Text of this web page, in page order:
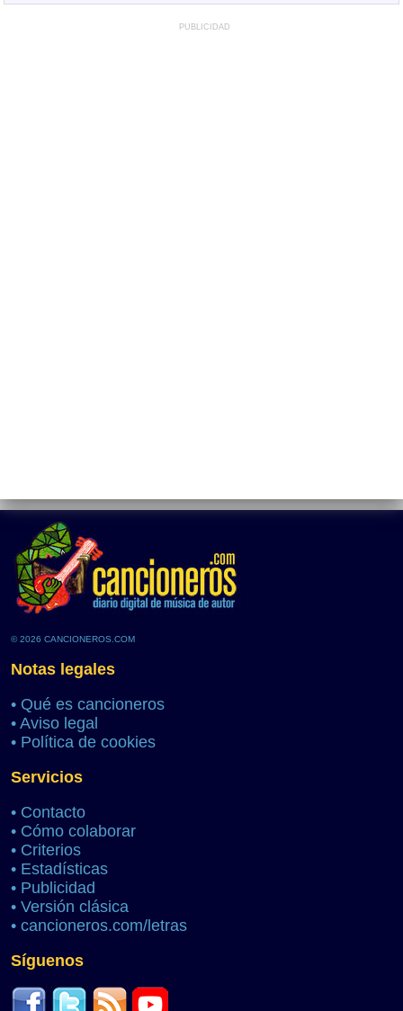
PUBLICIDAD
© 2026 CANCIONEROS.COM
Notas legales
• Qué es cancioneros
• Aviso legal
• Política de cookies
Servicios
• Contacto
• Cómo colaborar
• Criterios
• Estadísticas
• Publicidad
• Versión clásica
• cancioneros.com/letras
Síguenos